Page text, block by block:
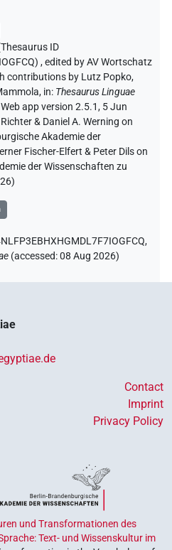
ID
,edited by AV Wortschatz
contributions by Lutz Popko,
, in: Thesaurus Linguae
app version 2.5.1, 5 Jun
& Daniel A. Werning on
Akademie der
Fischer-Elfert & Peter Dils on
der Wissenschaften zu
)
(accessed:08 Aug 2026)
Contact
Imprint
Privacy Policy
und Transformationen des
Text- und Wissenskultur im